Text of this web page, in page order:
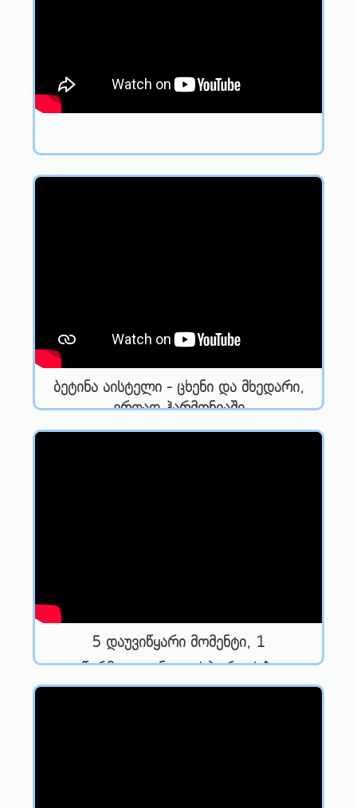
ბეტინა აისტელი - ცხენი და მხედარი,
ერთად ჰარმონიაში
5 დაუვიწყარი მომენტი, 1
წარმოუდგენელი სპორტი! ⛷